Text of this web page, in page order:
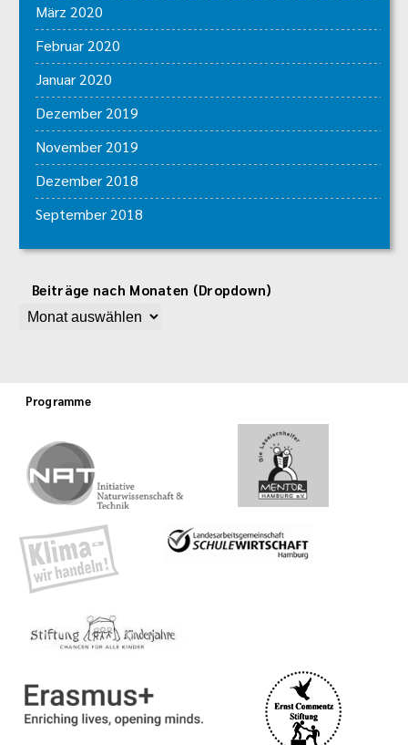
März 2020
Februar 2020
Januar 2020
Dezember 2019
November 2019
Dezember 2018
September 2018
Beiträge nach Monaten (Dropdown)
Programme